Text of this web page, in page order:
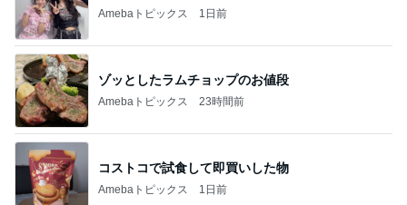
Amebaトピックス 1日前
ゾッとしたラムチョップのお値段
Amebaトピックス 23時間前
コストコで試食して即買いした物
Amebaトピックス 1日前